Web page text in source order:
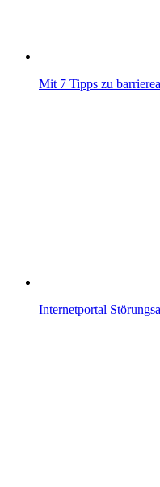
Mit 7 Tipps zu
Internetportal